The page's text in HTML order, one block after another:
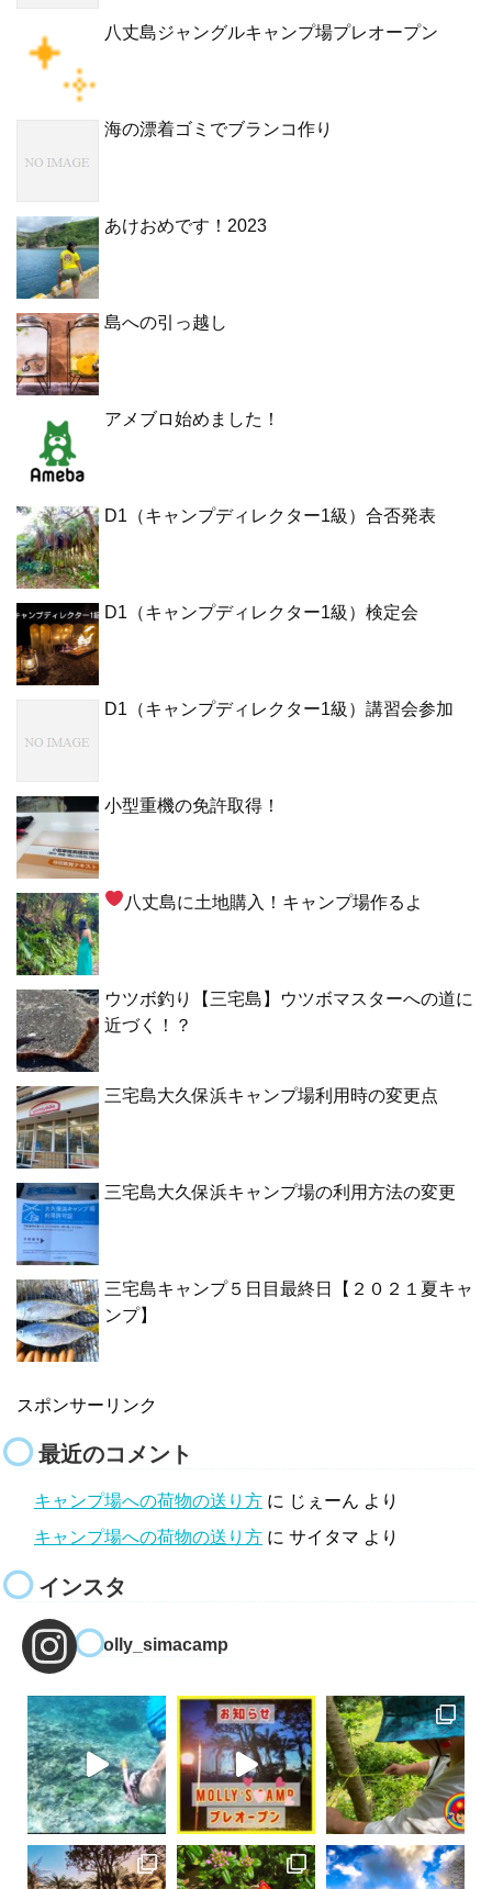
八丈島ジャングルキャンプ場プレオープン
海の漂着ゴミでブランコ作り
あけおめです！2023
島への引っ越し
アメブロ始めました！
D1（キャンプディレクター1級）合否発表
D1（キャンプディレクター1級）検定会
D1（キャンプディレクター1級）講習会参加
小型重機の免許取得！
八丈島に土地購入！キャンプ場作るよ
ウツボ釣り【三宅島】ウツボマスターへの道に
近づく！？
三宅島大久保浜キャンプ場利用時の変更点
三宅島大久保浜キャンプ場の利用方法の変更
三宅島キャンプ５日目最終日【２０２１夏キャ
ンプ】
スポンサーリンク
最近のコメント
キャンプ場への荷物の送り方 に じぇーん より
キャンプ場への荷物の送り方 に サイタマ より
インスタ
molly_simacamp